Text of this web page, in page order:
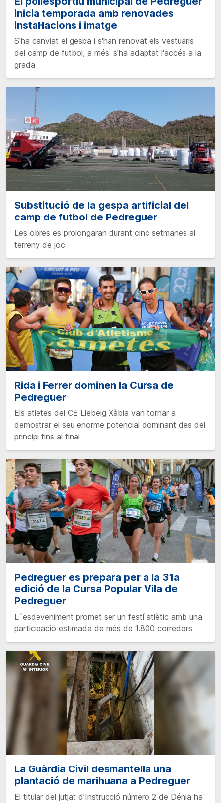
inicia temporada amb renovades
instal·lacions i imatge
S'ha canviat el gespa i s'han renovat els vestuaris
del camp de futbol, a més, s'ha adaptat l'accés a la
grada
Substitució de la gespa artificial del
camp de futbol de Pedreguer
Les obres es prolongaran durant cinc setmanes al
terreny de joc
Rida i Ferrer dominen la Cursa de
Pedreguer
Els atletes del CE Llebeig Xàbia van tornar a
demostrar el seu enorme potencial dominant des del
principi fins al final
Pedreguer es prepara per a la 31a
edició de la Cursa Popular Vila de
Pedreguer
L´esdeveniment promet ser un festí atlètic amb una
participació estimada de més de 1.800 corredors
La Guàrdia Civil desmantella una
plantació de marihuana a Pedreguer
El titular del jutjat d'Instrucció número 2 de Dénia ha